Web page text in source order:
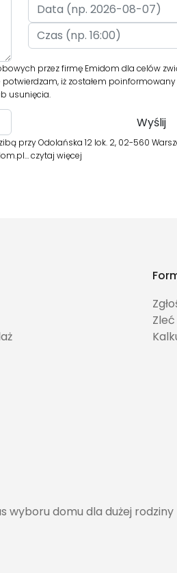
przez firmę Emidom dla celów
iż zostałem poinformowany
usunięcia.
przy Odolańska 12 lok. 2, 02-560
czytaj więcej
wyboru domu dla dużej rodziny